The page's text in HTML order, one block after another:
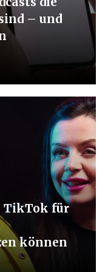
– und
TikTok für
können